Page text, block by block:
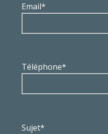
Email*
Téléphone*
Sujet*